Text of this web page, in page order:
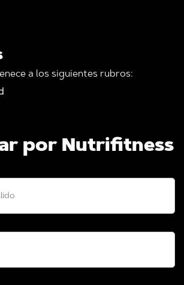
a los siguientes rubros:
por Nutrifitness